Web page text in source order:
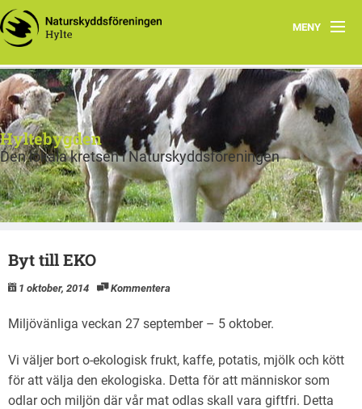
MENY
Hem
Program
Om Hylte kretsen
Skog
Fräsch på riktigt
Hyltebygden
Den lokala kretsen i Naturskyddsföreningen
Byt till EKO
1 oktober, 2014 Kommentera
Miljövänliga veckan 27 september – 5 oktober.
Vi väljer bort o-ekologisk frukt, kaffe, potatis, mjölk och kött
för att välja den ekologiska. Detta för att människor som
odlar och miljön där vår mat odlas skall vara giftfri. Detta